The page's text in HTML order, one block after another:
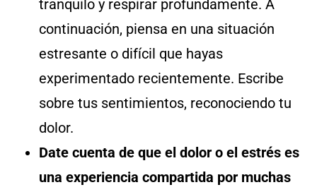
tranquilo y respirar profundamente. A
continuación, piensa en una situación
estresante o difícil que hayas
experimentado recientemente. Escribe
sobre tus sentimientos, reconociendo tu
dolor.
Date cuenta de que el dolor o el estrés es
una experiencia compartida por muchas